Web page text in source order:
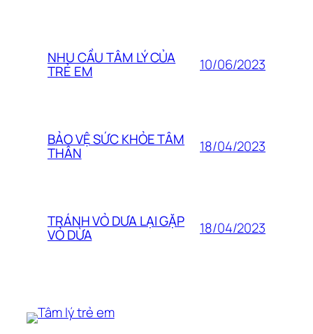
NHU CẦU TÂM LÝ CỦA
TRẺ EM 10/06/2023
BẢO VỆ SỨC KHỎE TÂM
THÂN 18/04/2023
TRÁNH VỎ DƯA LẠI GẶP
VỎ DỪA 18/04/2023